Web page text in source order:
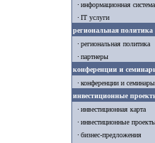
информационная
IT услуги
региональная политика
региональная политика
партнеры
конференции и
конференции и семинары
инвестиционные
инвестиционная карта
инвестиционные
бизнес-предложения